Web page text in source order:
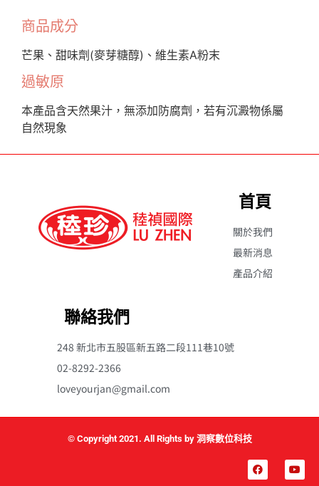
商品成分
芒果、甜味劑(麥芽糖醇)、維生素A粉末
過敏原
本產品含天然果汁，無添加防腐劑，若有沉澱物係屬
自然現象
首頁
關於我們
最新消息
產品介紹
聯絡我們
248 新北市五股區新五路二段111巷10號
02-8292-2366
loveyourjan@gmail.com
© Copyright 2021. All Rights by 洞察數位科技